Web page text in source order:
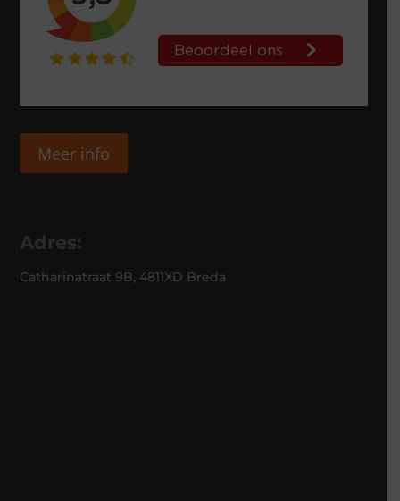
Meer info
Adres:
Catharinatraat 9B, 4811XD Breda